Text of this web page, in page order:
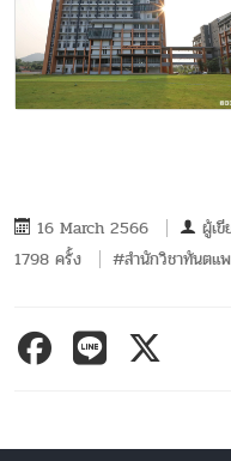
16 March 2566 ผู้เขี
1798 ครั้ง
#สำนักวิชาทันตแ